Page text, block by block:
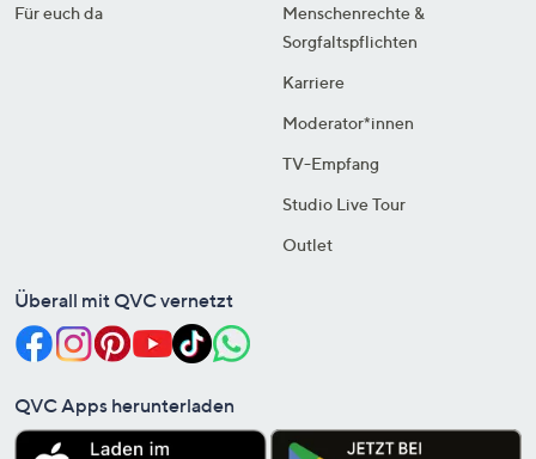
Für euch da
Menschenrechte &
Sorgfaltspflichten
Karriere
Moderator*innen
TV-Empfang
Studio Live Tour
Outlet
Überall mit QVC vernetzt
QVC Apps herunterladen